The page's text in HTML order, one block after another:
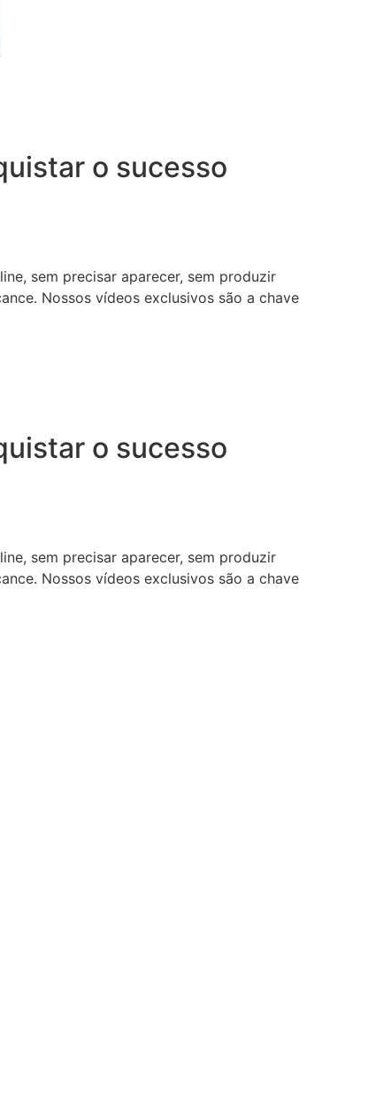
o sucesso
sem precisar aparecer, sem produzir
Nossos vídeos exclusivos são a chave
o sucesso
sem precisar aparecer, sem produzir
Nossos vídeos exclusivos são a chave